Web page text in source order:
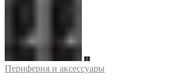
Периферия и аксессуары